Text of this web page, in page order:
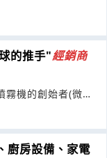
的推手"經銷商
霧機的創始者(微霧
廚房設備、家電